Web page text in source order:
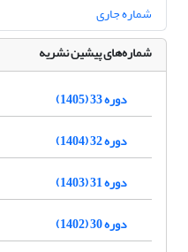
شماره جاری
شماره‌های پیشین نشریه
دوره 33 (1405)
دوره 32 (1404)
دوره 31 (1403)
دوره 30 (1402)